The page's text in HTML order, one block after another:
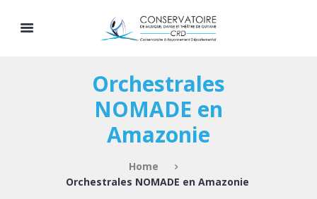
Orchestrales
NOMADE en
Amazonie
Home
Orchestrales NOMADE en Amazonie